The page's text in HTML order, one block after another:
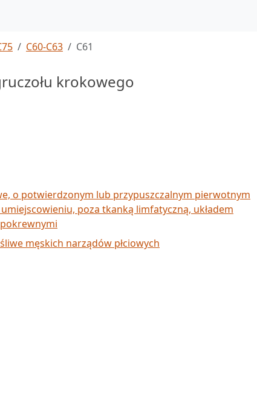
C60-C63 C61
krokowego
o potwierdzonym lub przypuszczalnym pierwotnym
poza tkanką limfatyczną, układem
męskich narządów płciowych